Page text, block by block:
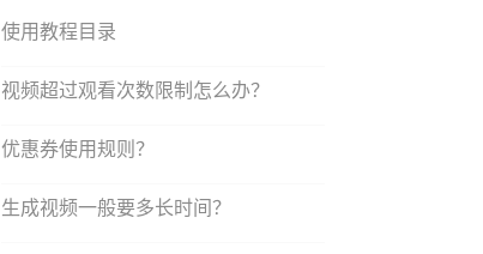
使用教程目录
视频超过观看次数限制怎么办？
优惠券使用规则？
生成视频一般要多长时间？